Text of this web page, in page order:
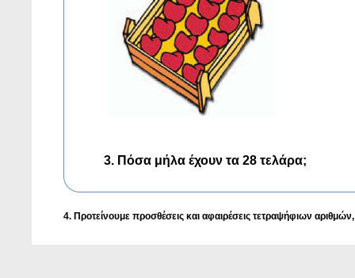
3. Πόσα μήλα έχουν τα 28 τελάρα;
4. Προτείνουμε προσθέσεις και αφαιρέσεις τετραψήφιων